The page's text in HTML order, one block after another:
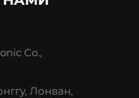
Co.,
Лонван,